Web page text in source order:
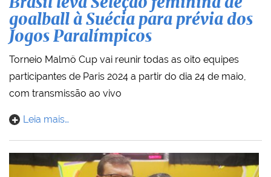
goalball à Suécia para prévia dos
Jogos Paralímpicos
Torneio Malmö Cup vai reunir todas as oito equipes
participantes de Paris 2024 a partir do dia 24 de maio,
com transmissão ao vivo
Leia mais…